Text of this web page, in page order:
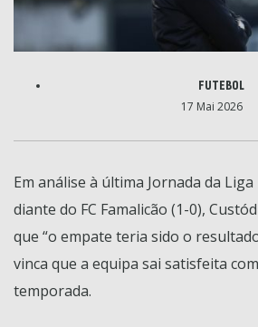
FUTEBOL
17 Mai 2026
Em análise à última Jornada da
diante do FC Famalicão (1-0),
que “o empate teria sido o
vinca que a equipa sai satisfeita
temporada.